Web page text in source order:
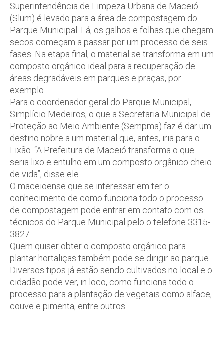
Superintendência de Limpeza Urbana de Maceió
(Slum) é levado para a área de compostagem do
Parque Municipal. Lá, os galhos e folhas que chegam
secos começam a passar por um processo de seis
fases. Na etapa final, o material se transforma em um
composto orgânico ideal para a recuperação de
áreas degradáveis em parques e praças, por
exemplo.
Para o coordenador geral do Parque Municipal,
Simplício Medeiros, o que a Secretaria Municipal de
Proteção ao Meio Ambiente (Sempma) faz é dar um
destino nobre a um material que, antes, iria para o
Lixão. “A Prefeitura de Maceió transforma o que
seria lixo e entulho em um composto orgânico cheio
de vida”, disse ele.
O maceioense que se interessar em ter o
conhecimento de como funciona todo o processo
de compostagem pode entrar em contato com os
técnicos do Parque Municipal pelo o telefone 3315-
3827.
Quem quiser obter o composto orgânico para
plantar hortaliças também pode se dirigir ao parque.
Diversos tipos já estão sendo cultivados no local e o
cidadão pode ver, in loco, como funciona todo o
processo para a plantação de vegetais como alface,
couve e pimenta, entre outros.